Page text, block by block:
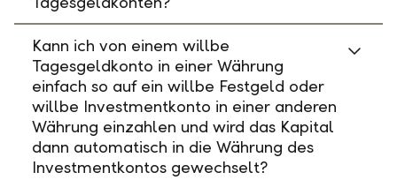
Kann ich von einem willbe
Tagesgeldkonto in einer Währung
einfach so auf ein willbe Festgeld oder
willbe Investmentkonto in einer anderen
Währung einzahlen und wird das Kapital
dann automatisch in die Währung des
Investmentkontos gewechselt?